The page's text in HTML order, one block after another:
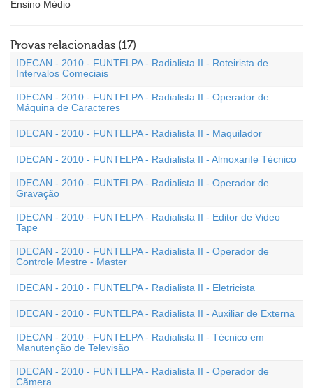
Ensino Médio
Provas relacionadas (17)
IDECAN - 2010 - FUNTELPA - Radialista II - Roteirista de
Intervalos Comeciais
IDECAN - 2010 - FUNTELPA - Radialista II - Operador de
Máquina de Caracteres
IDECAN - 2010 - FUNTELPA - Radialista II - Maquilador
IDECAN - 2010 - FUNTELPA - Radialista II - Almoxarife Técnico
IDECAN - 2010 - FUNTELPA - Radialista II - Operador de
Gravação
IDECAN - 2010 - FUNTELPA - Radialista II - Editor de Video
Tape
IDECAN - 2010 - FUNTELPA - Radialista II - Operador de
Controle Mestre - Master
IDECAN - 2010 - FUNTELPA - Radialista II - Eletricista
IDECAN - 2010 - FUNTELPA - Radialista II - Auxiliar de Externa
IDECAN - 2010 - FUNTELPA - Radialista II - Técnico em
Manutenção de Televisão
IDECAN - 2010 - FUNTELPA - Radialista II - Operador de
Cãmera